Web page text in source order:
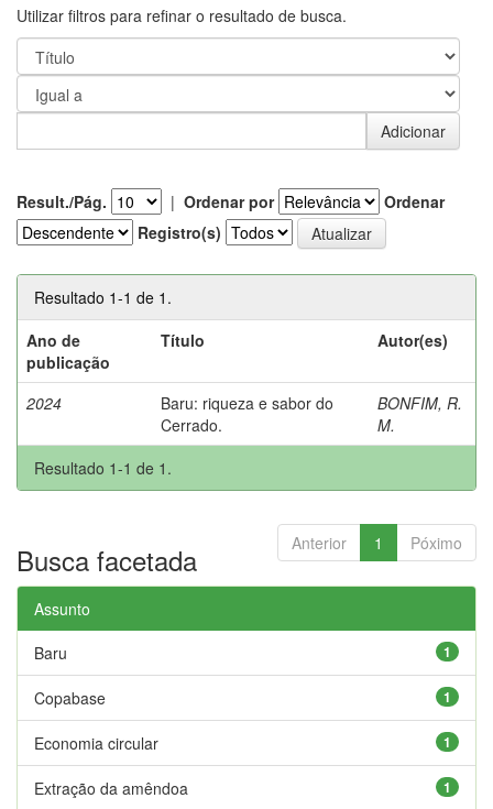
Utilizar filtros para refinar o resultado de busca.
Result./Pág. | Ordenar por
Ordenar
Registro(s)
Resultado 1-1 de 1.
Ano de
publicação
Título Autor(es)
2024
Baru: riqueza e sabor do
Cerrado.
BONFIM, R.
M.
Resultado 1-1 de 1.
Anterior 1 Póximo
Busca facetada
Assunto
1
Baru
1
Copabase
1
Economia circular
1
Extração da amêndoa